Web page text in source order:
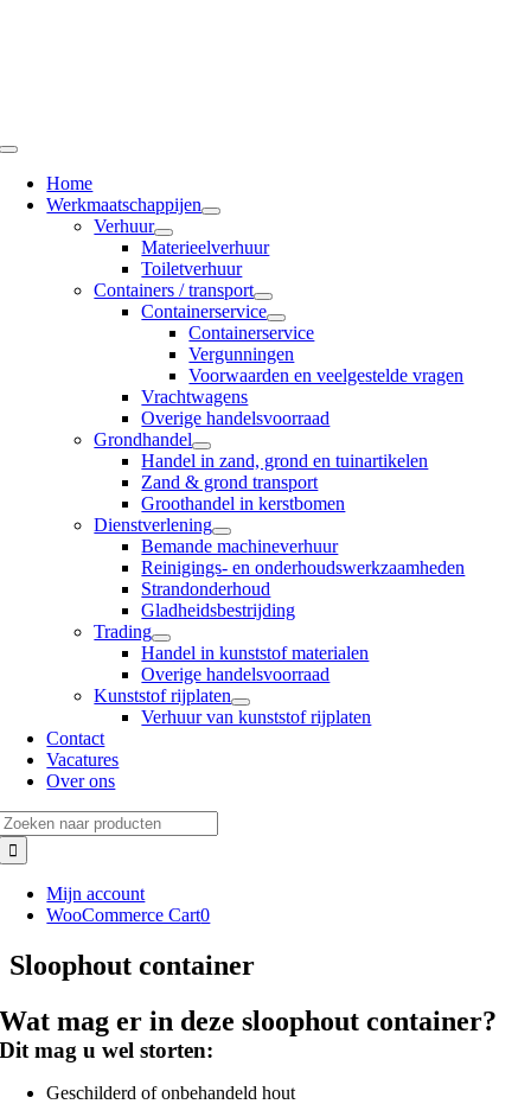
Toggle
NavigationHome
Werkmaatschappijen
Verhuur
Materieelverhuur
Toiletverhuur
Containers / transport
Containerservice
Containerservice
Vergunningen
Voorwaarden en veelgestelde vragen
Vrachtwagens
Overige handelsvoorraad
Grondhandel
Handel in zand, grond en tuinartikelen
Zand & grond transport
Groothandel in kerstbomen
Dienstverlening
Bemande machineverhuur
Reinigings- en onderhoudswerkzaamheden
Strandonderhoud
Gladheidsbestrijding
Trading
Handel in kunststof materialen
Overige handelsvoorraad
Kunststof rijplaten
Verhuur van kunststof rijplaten
Contact
Vacatures
Over ons
Mijn account
WooCommerce Cart0
Sloophout container
Wat mag er in deze sloophout container?
Dit mag u wel storten:
Geschilderd of onbehandeld hout